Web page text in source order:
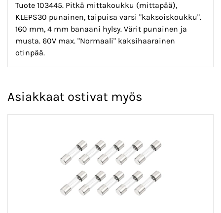
Tuote 103445. Pitkä mittakoukku (mittapää),
KLEPS30 punainen, taipuisa varsi "kaksoiskoukku".
160 mm, 4 mm banaani hylsy. Värit punainen ja
musta. 60V max. "Normaali" kaksihaarainen
otinpää.
Asiakkaat ostivat myös